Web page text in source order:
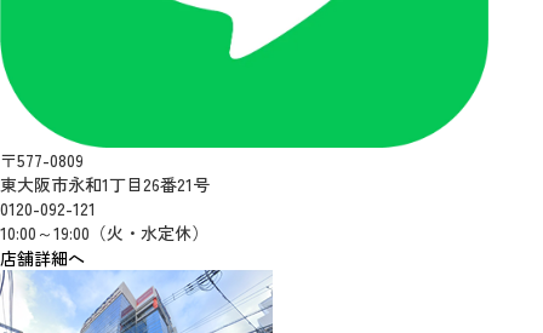
〒577-0809
東大阪市永和1丁目26番21号
0120-092-121
10:00～19:00（火・水定休）
店舗詳細へ